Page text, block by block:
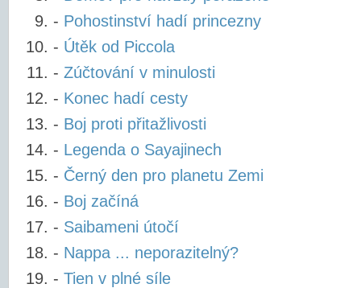
- Pohostinství hadí princezny
- Útěk od Piccola
- Zúčtování v minulosti
- Konec hadí cesty
- Boj proti přitažlivosti
- Legenda o Sayajinech
- Černý den pro planetu Zemi
- Boj začíná
- Saibameni útočí
- Nappa ... neporazitelný?
- Tien v plné síle